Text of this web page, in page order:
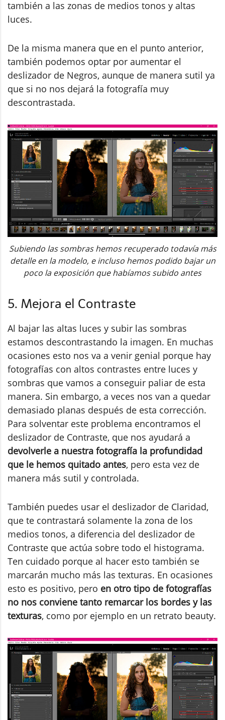
también a las zonas de medios tonos y altas
luces.
De la misma manera que en el punto anterior,
también podemos optar por aumentar el
deslizador de Negros, aunque de manera sutil ya
que si no nos dejará la fotografía muy
descontrastada.
Subiendo las sombras hemos recuperado todavía más
detalle en la modelo, e incluso hemos podido bajar un
poco la exposición que habíamos subido antes
5. Mejora el Contraste
Al bajar las altas luces y subir las sombras
estamos descontrastando la imagen. En muchas
ocasiones esto nos va a venir genial porque hay
fotografías con altos contrastes entre luces y
sombras que vamos a conseguir paliar de esta
manera. Sin embargo, a veces nos van a quedar
demasiado planas después de esta corrección.
Para solventar este problema encontramos el
deslizador de Contraste, que nos ayudará a
devolverle a nuestra fotografía la profundidad
que le hemos quitado antes, pero esta vez de
manera más sutil y controlada.
También puedes usar el deslizador de Claridad,
que te contrastará solamente la zona de los
medios tonos, a diferencia del deslizador de
Contraste que actúa sobre todo el histograma.
Ten cuidado porque al hacer esto también se
marcarán mucho más las texturas. En ocasiones
esto es positivo, pero en otro tipo de fotografías
no nos conviene tanto remarcar los bordes y las
texturas, como por ejemplo en un retrato beauty.